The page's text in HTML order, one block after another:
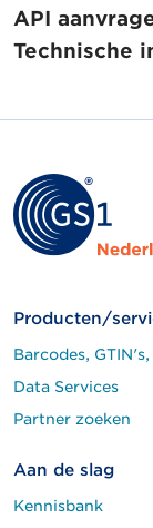
API
Technische
Producten/
Barcodes,
Data Services
Partner zoeken
Aan de slag
Kennisbank